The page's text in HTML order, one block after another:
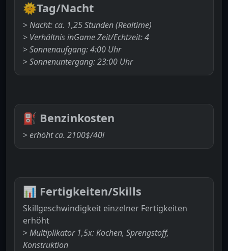
🌞Tag/Nacht
>Nacht: ca. 1,25 Stunden (Realtime)
> Verhältnis inGame Zeit/Echtzeit: 4
>Sonnenaufgang: 4:00 Uhr
>Sonnenuntergang: 23:00 Uhr
⛽ Benzinkosten
>erhöht ca. 2100$/40l
📊 Fertigkeiten/Skills
Skillgeschwindigkeit einzelner Fertigkeiten
erhöht
>Multiplikator 1,5x: Kochen, Sprengstoff,
Konstruktion